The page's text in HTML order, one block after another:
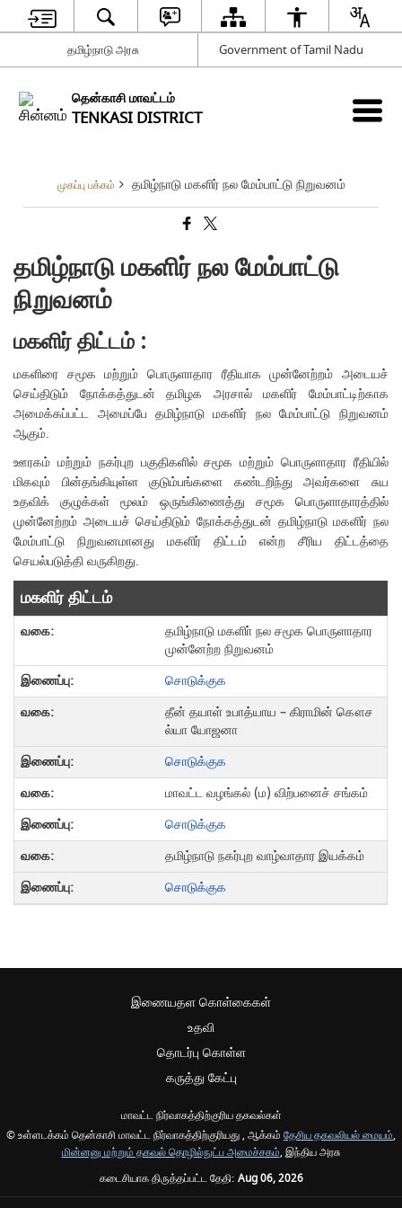
தமிழ்நாடு அரசு Government of Tamil Nadu
தென்காசி மாவட்டம்
TENKASI DISTRICT
முகப்பு பக்கம் தமிழ்நாடு மகளிர் நல மேம்பாட்டு நிறுவனம்
தமிழ்நாடு மகளிர் நல மேம்பாட்டு
நிறுவனம்
மகளிர் திட்டம் :
மகளிரை சமூக மற்றும் பொருளாதார ரீதியாக முன்னேற்றம் அடையச்
செய்திடும் நோக்கத்துடன் தமிழக அரசால் மகளிர் மேம்பாட்டிற்காக
அமைக்கப்பட்ட அமைப்பே தமிழ்நாடு மகளிர் நல மேம்பாட்டு நிறுவனம்
ஆகும்.
ஊரகம் மற்றும் நகர்புற பகுதிகளில் சமூக மற்றும் பொருளாதார ரீதியில்
மிகவும் பின்தங்கியுள்ள குடும்பங்களை கண்டறிந்து அவர்களை சுய
உதவிக் குழுக்கள் மூலம் ஒருங்கிணைத்து சமூக பொருளாதாரத்தில்
முன்னேற்றம் அடையச் செய்திடும் நோக்கத்துடன் தமிழ்நாடு மகளிர் நல
மேம்பாட்டு நிறுவனமானது மகளிர் திட்டம் என்ற சீரிய திட்டத்தை
செயல்படுத்தி வருகிறது.
மகளிர் திட்டம்
தமிழ்நாடு மகளிா் நல சமூக பொருளாதார
முன்னேற்ற நிறுவனம்
சொடுக்குக
தீன் தயாள் உபாத்யாய – கிராமின் கௌச
ல்யா யோஜனா
சொடுக்குக
மாவட்ட வழங்கல் (ம) விற்பனைச் சங்கம்
சொடுக்குக
தமிழ்நாடு நகர்புற வாழ்வாதார இயக்கம்
சொடுக்குக
இணையதள கொள்கைகள்
உதவி
தொடர்பு கொள்ள
கருத்து கேட்பு
மாவட்ட நிர்வாகத்திற்குரிய தகவல்கள்
© உள்ளடக்கம் தென்காசி மாவட்ட நிர்வாகத்திற்குரியது , ஆக்கம் தேசிய தகவலியல் மையம்,
மின்னனு மற்றும் தகவல் தொழில்நுட்ப அமைச்சகம், இந்திய அரசு
கடைசியாக திருத்தப்பட்ட தேதி: Aug 06, 2026